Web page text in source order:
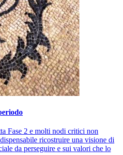
Fase 2 e molti nodi critici non
ricostruire una visione di
da perseguire e sui valori che lo